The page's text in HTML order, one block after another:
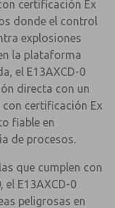
certificación Ex
donde el control
explosiones
la plataforma
el E13AXCD-0
directa con un
certificación Ex
fiable en
de procesos.
que cumplen con
el E13AXCD-0
peligrosas en